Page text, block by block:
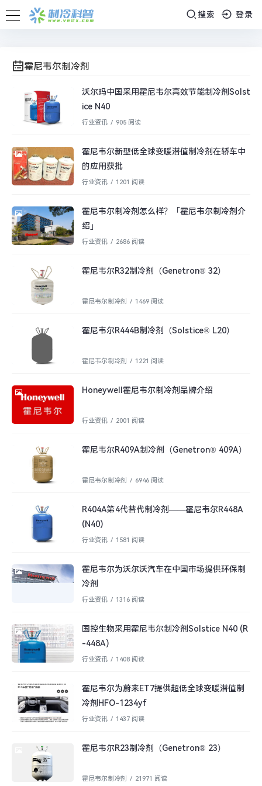
搜索 登录
霍尼韦尔制冷剂
沃尔玛中国采用霍尼韦尔高效节能制冷剂Solst
ice N40
行业资讯 / 905 阅读
霍尼韦尔新型低全球变暖潜值制冷剂在轿车中
的应用获批
行业资讯 / 1201 阅读
霍尼韦尔制冷剂怎么样？「霍尼韦尔制冷剂介
绍」
行业资讯 / 2686 阅读
霍尼韦尔R32制冷剂（Genetron® 32）
霍尼韦尔制冷剂 / 1469 阅读
霍尼韦尔R444B制冷剂（Solstice® L20）
霍尼韦尔制冷剂 / 1221 阅读
Honeywell霍尼韦尔制冷剂品牌介绍
行业资讯 / 2001 阅读
霍尼韦尔R409A制冷剂（Genetron® 409A）
霍尼韦尔制冷剂 / 6946 阅读
R404A第4代替代制冷剂——霍尼韦尔R448A
(N40)
行业资讯 / 1581 阅读
霍尼韦尔为沃尔沃汽车在中国市场提供环保制
冷剂
行业资讯 / 1316 阅读
国控生物采用霍尼韦尔制冷剂Solstice N40 (R
-448A)
行业资讯 / 1408 阅读
霍尼韦尔为蔚来ET7提供超低全球变暖潜值制
冷剂HFO-1234yf
行业资讯 / 1437 阅读
霍尼韦尔R23制冷剂（Genetron® 23）
霍尼韦尔制冷剂 / 21971 阅读